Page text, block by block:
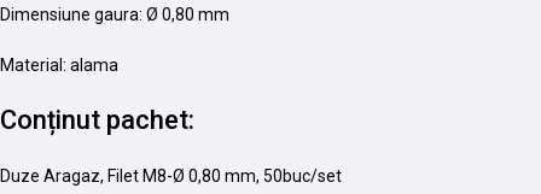
Dimensiune gaura: Ø 0,80 mm
Material: alama
Conținut pachet:
Duze Aragaz, Filet M8-Ø 0,80 mm, 50buc/set